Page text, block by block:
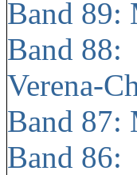
Band 89:
Band 88:
Verena-
Band 87:
Band 86: